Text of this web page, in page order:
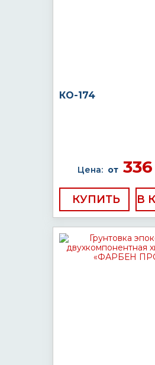
КО-174
Цена: от 336
КУПИТЬ